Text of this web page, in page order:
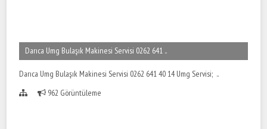
Darıca Umg Bulaşık Makinesi Servisi 0262 641 ..
Darıca Umg Bulaşık Makinesi Servisi 0262 641 40 14 Umg Servisi; ..
962 Görüntüleme